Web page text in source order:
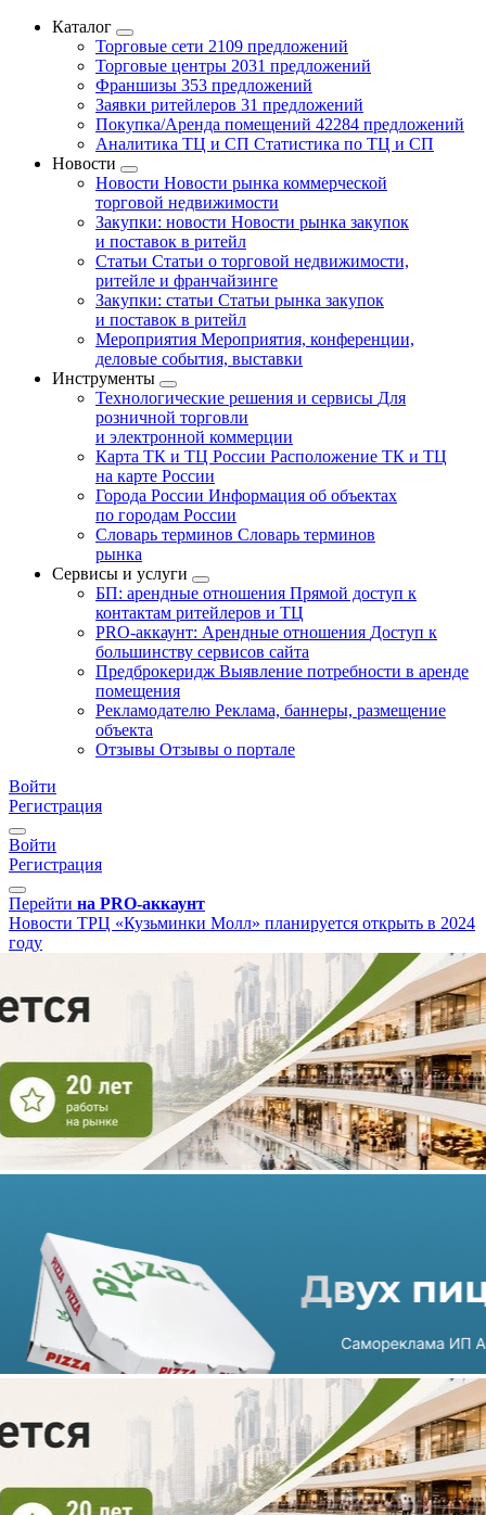
Каталог
Торговые сети 2109 предложений
Торговые центры 2031 предложений
Франшизы 353 предложений
Заявки ритейлеров 31 предложений
Покупка/Аренда помещений 42284 предложений
Аналитика ТЦ и СП Статистика по ТЦ и СП
Новости
Новости Новости рынка коммерческой
торговой недвижимости
Закупки: новости Новости рынка закупок
и поставок в ритейл
Статьи Статьи о торговой недвижимости,
ритейле и франчайзинге
Закупки: статьи Статьи рынка закупок
и поставок в ритейл
Мероприятия Мероприятия, конференции,
деловые события, выставки
Инструменты
Технологические решения и сервисы Для
розничной торговли
и электронной коммерции
Карта ТК и ТЦ России Расположение ТК и ТЦ
на карте России
Города России Информация об объектах
по городам России
Словарь терминов Словарь терминов
рынка
Сервисы и услуги
БП: арендные отношения Прямой доступ к
контактам ритейлеров и ТЦ
PRO-аккаунт: Арендные отношения Доступ к
большинству сервисов сайта
Предброкеридж Выявление потребности в аренде
помещения
Рекламодателю Реклама, баннеры, размещение
объекта
Отзывы Отзывы о портале
Войти
Регистрация
Войти
Регистрация
Перейти на PRO-аккаунт
Новости ТРЦ «Кузьминки Молл» планируется открыть в 2024
году
планируется открыть в 2024
году
12.07.2023 г. в 14:54
1 мин
Mall Management Group планирует открыть для посетителей
столичный торгово-развлекательный центр «Кузьминки
Молл» площадью 69 тыс кв. метров в 2024 году. Завершение
строительства намечено на I квартал следующего года. На
данный момент выполняются фасадные работы. Объект
расположен вблизи станции метро «Кузьминки».